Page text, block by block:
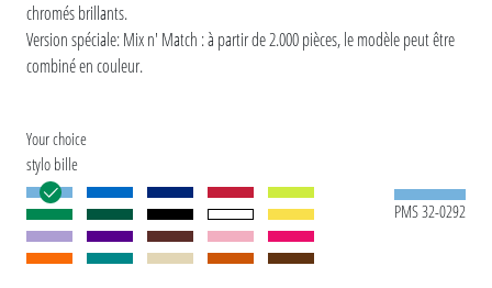
chromés brillants.
Version spéciale: Mix n' Match : à partir de 2.000 pièces, le modèle peut être
combiné en couleur.
Your choice
stylo bille
PMS 32-0292